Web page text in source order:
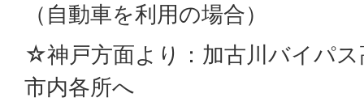
（自動車を利用の場合）
☆神戸方面より：加古川バイパ
市内各所へ